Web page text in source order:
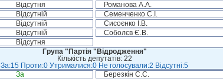
Відсутня Романова А.А.
Відсутній Семенченко С.І.
Відсутній Сисоєнко І.В.
Відсутній Соболєв Є.В.
Відсутня
Група "Партія "Відродження"
Кількість депутатів: 22
За:15 Проти:0 Утрималися:0 Не голосували:2 Відсутні:5
За Березкін С.С.